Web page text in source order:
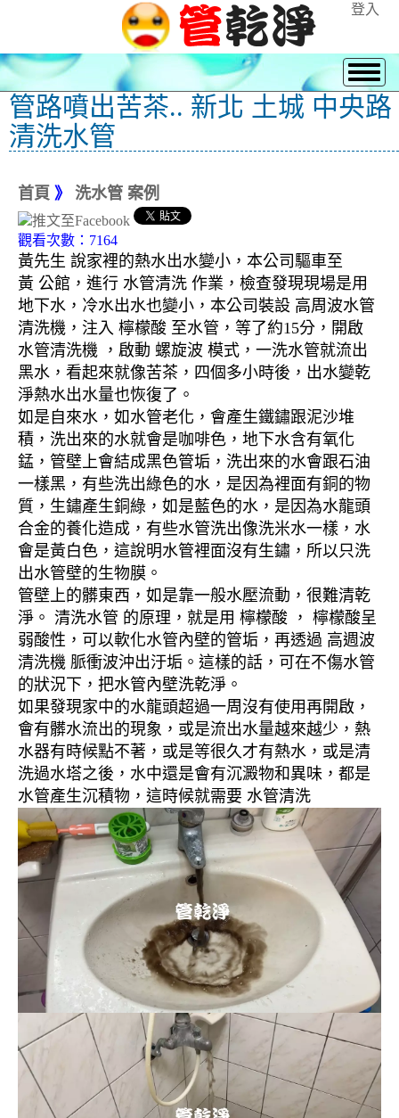
登入
管路噴出苦茶.. 新北 土城 中央路
清洗水管
首頁 》 洗水管 案例
觀看次數：7164
黃先生 說家裡的熱水出水變小，本公司驅車至
黃 公館，進行 水管清洗 作業，檢查發現現場是用
地下水，冷水出水也變小，本公司裝設 高周波水管
清洗機，注入 檸檬酸 至水管，等了約15分，開啟
水管清洗機 ，啟動 螺旋波 模式，一洗水管就流出
黑水，看起來就像苦茶，四個多小時後，出水變乾
淨熱水出水量也恢復了。
如是自來水，如水管老化，會產生鐵鏽跟泥沙堆
積，洗出來的水就會是咖啡色，地下水含有氧化
錳，管壁上會結成黑色管垢，洗出來的水會跟石油
一樣黑，有些洗出綠色的水，是因為裡面有銅的物
質，生鏽產生銅綠，如是藍色的水，是因為水龍頭
合金的養化造成，有些水管洗出像洗米水一樣，水
會是黃白色，這說明水管裡面沒有生鏽，所以只洗
出水管壁的生物膜。
管壁上的髒東西，如是靠一般水壓流動，很難清乾
淨。 清洗水管 的原理，就是用 檸檬酸 ， 檸檬酸呈
弱酸性，可以軟化水管內壁的管垢，再透過 高週波
清洗機 脈衝波沖出汙垢。這樣的話，可在不傷水管
的狀況下，把水管內壁洗乾淨。
如果發現家中的水龍頭超過一周沒有使用再開啟，
會有髒水流出的現象，或是流出水量越來越少，熱
水器有時候點不著，或是等很久才有熱水，或是清
洗過水塔之後，水中還是會有沉澱物和異味，都是
水管產生沉積物，這時候就需要 水管清洗